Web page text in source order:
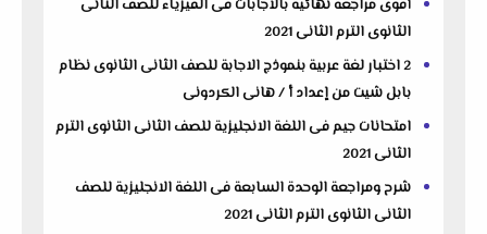
أقوى مراجعة نهائية بالاجابات فى الفيزياء للصف الثاتى
الثانوى الترم الثانى 2021
2 اختبار لغة عربية بنموذج الاجابة للصف الثانى الثانوى نظام
بابل شيت من إعداد أ / هانى الكردونى
امتحانات جيم فى اللغة الانجليزية للصف الثانى الثانوى الترم
الثانى 2021
شرح ومراجعة الوحدة السابعة فى اللغة الانجليزية للصف
الثانى الثانوى الترم الثانى 2021